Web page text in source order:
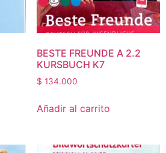
BESTE FREUNDE A 2.2
KURSBUCH K7
$ 134.000
Añadir al carrito